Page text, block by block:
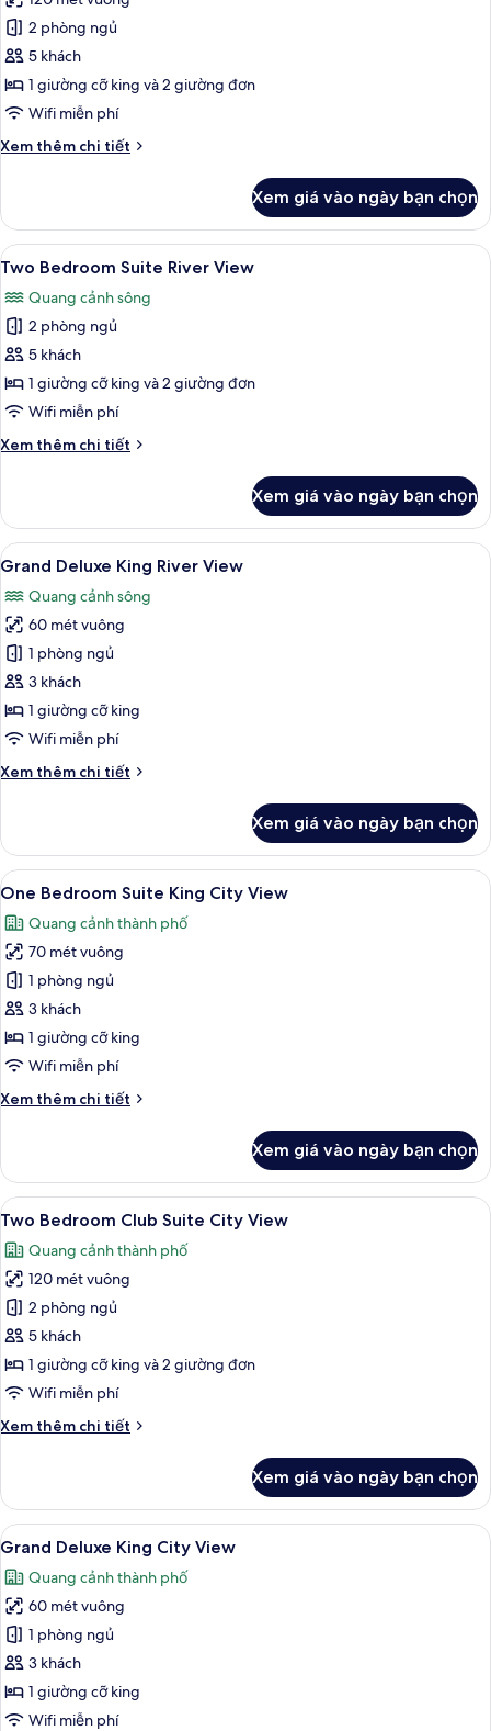
View
Two
Bedroom
Suite
City
2 phòng ngủ
5 khách
1 giường cỡ king và 2 giường đơn
Wifi miễn phí
Xem thêm chi tiết
Chi
Two
Bedroom
Suite
View
Xem giá vào ngày bạn chọn
Xem
tất
cả
ảnh
Two
Bedroom
Suite
View
Two Bedroom Suite River View | Bộ
6
Two Bedroom Suite River View
Quang cảnh sông
2 phòng ngủ
5 khách
1 giường cỡ king và 2 giường đơn
Wifi miễn phí
Xem thêm chi tiết
Chi
Two
Bedroom
Suite
View
Xem giá vào ngày bạn chọn
Xem
tất
cả
ảnh
Grand
Deluxe
King
River
Bộ đồ giường cao cấp, chăn bông,
23
Grand Deluxe King River View
Quang cảnh sông
60 mét vuông
1 phòng ngủ
3 khách
1 giường cỡ king
Wifi miễn phí
Xem thêm chi tiết
Chi
Grand
Deluxe
King
View
Xem giá vào ngày bạn chọn
Xem
tất
cả
ảnh
One
Bedroom
Suite
King
View
Bộ đồ giường cao cấp, chăn bông,
19
One Bedroom Suite King City View
Quang cảnh thành phố
70 mét vuông
1 phòng ngủ
3 khách
1 giường cỡ king
Wifi miễn phí
Xem thêm chi tiết
Chi
One
Bedroom
Suite
City
View
Xem giá vào ngày bạn chọn
Xem
tất
cả
ảnh
Two
Bedroom
Club
Suite
View
Two Bedroom Club Suite City View
14
Two Bedroom Club Suite City View
Quang cảnh thành phố
120 mét vuông
2 phòng ngủ
5 khách
1 giường cỡ king và 2 giường đơn
Wifi miễn phí
Xem thêm chi tiết
Chi
Two
Bedroom
Club
City
View
Xem giá vào ngày bạn chọn
Xem
tất
cả
ảnh
Grand
Deluxe
King
City
Bộ đồ giường cao cấp, chăn bông,
22
Grand Deluxe King City View
Quang cảnh thành phố
60 mét vuông
1 phòng ngủ
3 khách
1 giường cỡ king
Wifi miễn phí